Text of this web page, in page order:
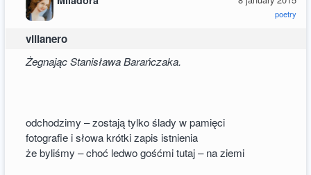
poetry
villanero
Żegnając Stanisława Barańczaka.
odchodzimy – zostają tylko ślady w pamięci
fotografie i słowa krótki zapis istnienia
że byliśmy – choć ledwo gośćmi tutaj – na ziemi